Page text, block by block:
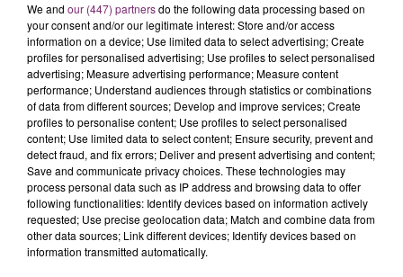
We and our (447) partnersdo the following data processing based on
your consent and/or our legitimate interest: Store and/or access
information on a device; Use limited data to select advertising; Create
profiles for personalised advertising; Use profiles to select personalised
advertising; Measure advertising performance; Measure content
performance; Understand audiences through statistics or combinations
of data from different sources; Develop and improve services; Create
profiles to personalise content; Use profiles to select personalised
content; Use limited data to select content; Ensure security, prevent and
detect fraud, and fix errors; Deliver and present advertising and content;
Save and communicate privacy choices. These technologies may
process personal data such as IP address and browsing data to offer
following functionalities: Identify devices based on information actively
requested; Use precise geolocation data; Match and combine data from
other data sources; Link different devices; Identify devices based on
information transmitted automatically.